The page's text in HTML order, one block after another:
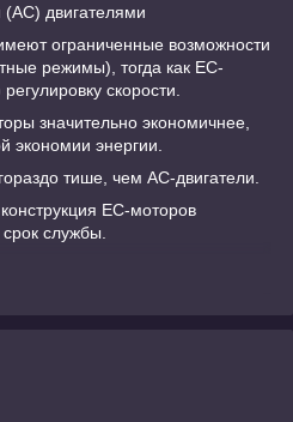
двигателями
ограниченные возможности
режимы), тогда как ЕС-
скорости.
значительно экономичнее,
экономии энергии.
тише, чем AC-двигатели.
ЕС-моторов
службы.